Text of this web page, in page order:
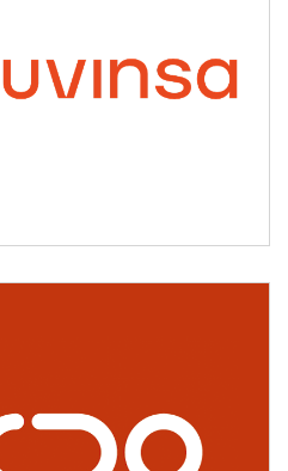
y urbanismo